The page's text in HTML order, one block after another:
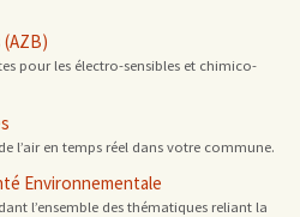
pour les électro-sensibles et chimico-
l’air en temps réel dans votre commune.
Environnementale
l’ensemble des thématiques reliant la